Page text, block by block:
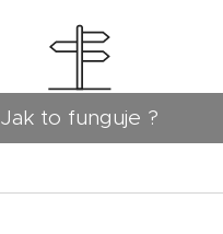
Jak to funguje ?